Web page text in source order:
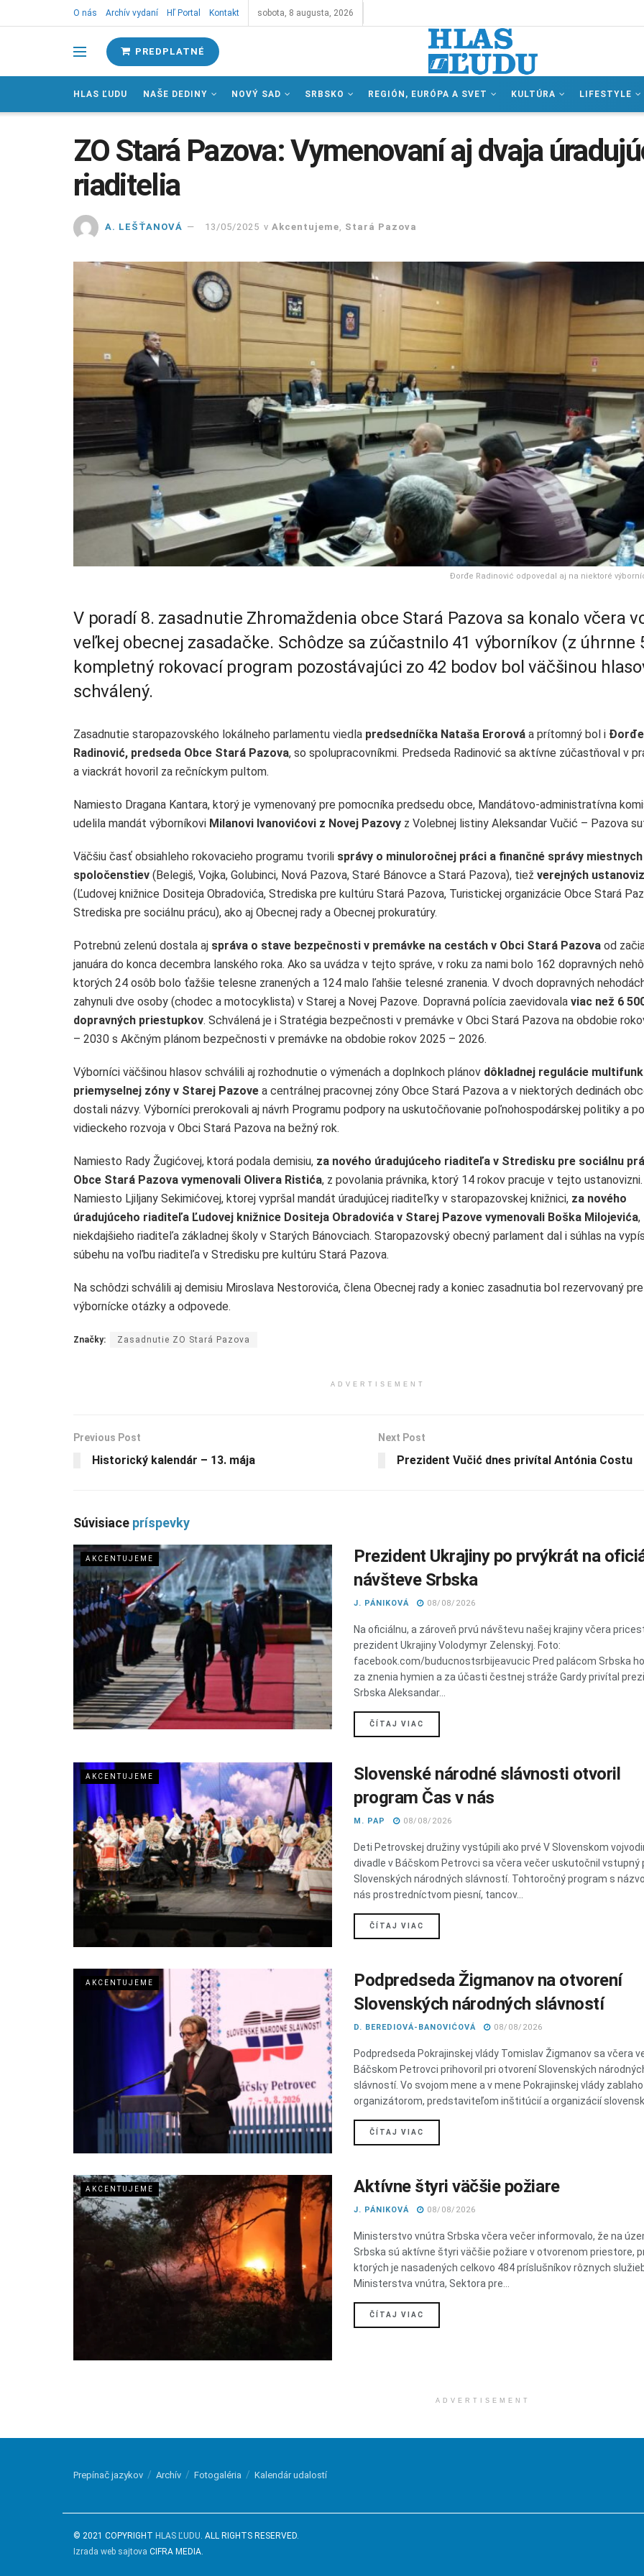
O nás Archív vydaní Hľ Portal Kontakt sobota, 8 augusta, 2026
PREDPLATNÉ
HLAS ĽUDU NAŠE DEDINY NOVÝ SAD SRBSKO REGIÓN, EURÓPA A SVET KULTÚRA LIFESTYLE
ZO Stará Pazova: Vymenovaní aj dvaja
riaditelia
A. LEŠŤANOVÁ 13/05/2025 v Akcentujeme Stará Pazova
Đorđe Radinović odpovedal aj na niektoré
V poradí 8. zasadnutie Zhromaždenia obce Stará Pazova sa konalo včera
veľkej obecnej zasadačke. Schôdze sa zúčastnilo 41 výborníkov (z úhrnne
kompletný rokovací program pozostávajúci zo 42 bodov bol väčšinou
schválený.
Zasadnutie staropazovského lokálneho parlamentu viedla predsedníčka Nataša Erorová a prítomný bol i Đorđe
Radinović, predseda Obce Stará Pazova, so spolupracovníkmi. Predseda Radinović sa aktívne zúčastňoval v
a viackrát hovoril za rečníckym pultom.
Namiesto Dragana Kantara, ktorý je vymenovaný pre pomocníka predsedu obce, Mandátovo-administratívna
udelila mandát výborníkovi Milanovi Ivanovićovi z Novej Pazovy z Volebnej listiny Aleksandar Vučić – Pazova
Väčšiu časť obsiahleho rokovacieho programu tvorili správy o minuloročnej práci a finančné správy miestnych
spoločenstiev (Belegiš, Vojka, Golubinci, Nová Pazova, Staré Bánovce a Stará Pazova), tiež verejných
(Ľudovej knižnice Dositeja Obradovića, Strediska pre kultúru Stará Pazova, Turistickej organizácie Obce Stará
Strediska pre sociálnu prácu), ako aj Obecnej rady a Obecnej prokuratúry.
Potrebnú zelenú dostala aj správa o stave bezpečnosti v premávke na cestách v Obci Stará Pazova od
januára do konca decembra lanského roka. Ako sa uvádza v tejto správe, v roku za nami bolo 162 dopravných
ktorých 24 osôb bolo ťažšie telesne zranených a 124 malo ľahšie telesné zranenia. V dvoch dopravných
zahynuli dve osoby (chodec a motocyklista) v Starej a Novej Pazove. Dopravná polícia zaevidovala viac než 6
dopravných priestupkov. Schválená je i Stratégia bezpečnosti v premávke v Obci Stará Pazova na obdobie
– 2030 s Akčným plánom bezpečnosti v premávke na obdobie rokov 2025 – 2026.
Výborníci väčšinou hlasov schválili aj rozhodnutie o výmenách a doplnkoch plánov dôkladnej regulácie
priemyselnej zóny v Starej Pazove a centrálnej pracovnej zóny Obce Stará Pazova a v niektorých dedinách
dostali názvy. Výborníci prerokovali aj návrh Programu podpory na uskutočňovanie poľnohospodárskej politiky a
vidieckeho rozvoja v Obci Stará Pazova na bežný rok.
Namiesto Rady Žugićovej, ktorá podala demisiu, za nového úradujúceho riaditeľa v Stredisku pre sociálnu
Obce Stará Pazova vymenovali Olivera Ristića, z povolania právnika, ktorý 14 rokov pracuje v tejto ustanovizni.
Namiesto Ljiljany Sekimićovej, ktorej vypršal mandát úradujúcej riaditeľky v staropazovskej knižnici, za nového
úradujúceho riaditeľa Ľudovej knižnice Dositeja Obradovića v Starej Pazove vymenovali Boška Milojevića,
niekdajšieho riaditeľa základnej školy v Starých Bánovciach. Staropazovský obecný parlament dal i súhlas na
súbehu na voľbu riaditeľa v Stredisku pre kultúru Stará Pazova.
Na schôdzi schválili aj demisiu Miroslava Nestorovića, člena Obecnej rady a koniec zasadnutia bol rezervovaný pre
výbornícke otázky a odpovede.
Značky: Zasadnutie ZO Stará Pazova
ADVERTISEMENT
Previous Post
Historický kalendár – 13. mája
Next Post
Prezident Vučić dnes privítal Antónia Costu
Súvisiace príspevky
AKCENTUJEME
Prezident Ukrajiny po prvýkrát na
návšteve Srbska
J. PÁNIKOVÁ 08/08/2026
Na oficiálnu, a zároveň prvú návštevu našej krajiny včera
prezident Ukrajiny Volodymyr Zelenskyj. Foto:
facebook.com/buducnostsrbijeavucic Pred palácom Srbska
za znenia hymien a za účasti čestnej stráže Gardy privítal
Srbska Aleksandar...
ČÍTAJ VIAC
AKCENTUJEME
Slovenské národné slávnosti otvoril
program Čas v nás
M. PAP 08/08/2026
Deti Petrovskej družiny vystúpili ako prvé V Slovenskom
divadle v Báčskom Petrovci sa včera večer uskutočnil vstupný
Slovenských národných slávností. Tohtoročný program s
nás prostredníctvom piesní, tancov...
ČÍTAJ VIAC
AKCENTUJEME
Podpredseda Žigmanov na otvorení
Slovenských národných slávností
D. BEREDIOVÁ-BANOVIĆOVÁ 08/08/2026
Podpredseda Pokrajinskej vlády Tomislav Žigmanov sa včera
Báčskom Petrovci prihovoril pri otvorení Slovenských
slávností. Vo svojom mene a v mene Pokrajinskej vlády
organizátorom, predstaviteľom inštitúcií a organizácií
ČÍTAJ VIAC
AKCENTUJEME Aktívne štyri väčšie požiare
J. PÁNIKOVÁ 08/08/2026
Ministerstvo vnútra Srbska včera večer informovalo, že na
Srbska sú aktívne štyri väčšie požiare v otvorenom priestore,
ktorých je nasadených celkovo 484 príslušníkov rôznych
Ministerstva vnútra, Sektora pre...
ČÍTAJ VIAC
ADVERTISEMENT
Prepínač jazykov Archív Fotogaléria Kalendár udalostí
© 2021 COPYRIGHT HLAS ĽUDU . ALL RIGHTS RESERVED.
Izrada web sajtova CIFRA MEDIA.